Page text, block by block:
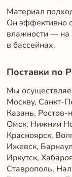
Материал
Он эффективно
влажности — на
в бассейнах.
Поставки по
Мы
Москву, Санкт-
Казань,
Омск, Нижний
Красноярск,
Ижевск,
Иркутск,
Ставрополь,